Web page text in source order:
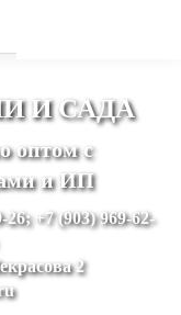
И САДА
оптом с
и ИП
26; +7 (903) 969-62-
2